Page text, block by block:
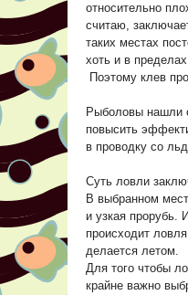
относительно
считаю,
таких местах
хоть и в
Поэтому клев
Рыболовы нашли
повысить
в проводку со
Суть ловли
В выбранном
и узкая прорубь.
происходит
делается летом.
Для того чтобы
крайне важно